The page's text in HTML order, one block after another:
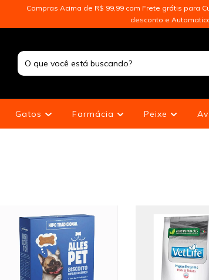
Compras Acima de R$ 99,99 com Frete grátis para
desconto e
Gatos Farmácia Peixe